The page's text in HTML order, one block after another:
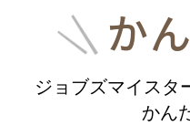
か
ジョブズマイスタ
かん